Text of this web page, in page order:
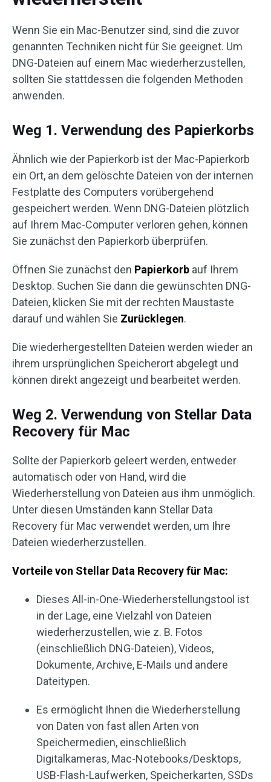
Wenn Sie ein Mac-Benutzer sind, sind die zuvor
genannten Techniken nicht für Sie geeignet. Um
DNG-Dateien auf einem Mac wiederherzustellen,
sollten Sie stattdessen die folgenden Methoden
anwenden.
Weg 1. Verwendung des Papierkorbs
Ähnlich wie der Papierkorb ist der Mac-Papierkorb
ein Ort, an dem gelöschte Dateien von der internen
Festplatte des Computers vorübergehend
gespeichert werden. Wenn DNG-Dateien plötzlich
auf Ihrem Mac-Computer verloren gehen, können
Sie zunächst den Papierkorb überprüfen.
Öffnen Sie zunächst den Papierkorb auf Ihrem
Desktop. Suchen Sie dann die gewünschten DNG-
Dateien, klicken Sie mit der rechten Maustaste
darauf und wählen Sie Zurücklegen.
Die wiederhergestellten Dateien werden wieder an
ihrem ursprünglichen Speicherort abgelegt und
können direkt angezeigt und bearbeitet werden.
Weg 2. Verwendung von Stellar Data
Recovery für Mac
Sollte der Papierkorb geleert werden, entweder
automatisch oder von Hand, wird die
Wiederherstellung von Dateien aus ihm unmöglich.
Unter diesen Umständen kann Stellar Data
Recovery für Mac verwendet werden, um Ihre
Dateien wiederherzustellen.
Vorteile von Stellar Data Recovery für Mac:
Dieses All-in-One-Wiederherstellungstool ist
in der Lage, eine Vielzahl von Dateien
wiederherzustellen, wie z. B. Fotos
(einschließlich DNG-Dateien), Videos,
Dokumente, Archive, E-Mails und andere
Dateitypen.
Es ermöglicht Ihnen die Wiederherstellung
von Daten von fast allen Arten von
Speichermedien, einschließlich
Digitalkameras, Mac-Notebooks/Desktops,
USB-Flash-Laufwerken, Speicherkarten, SSDs